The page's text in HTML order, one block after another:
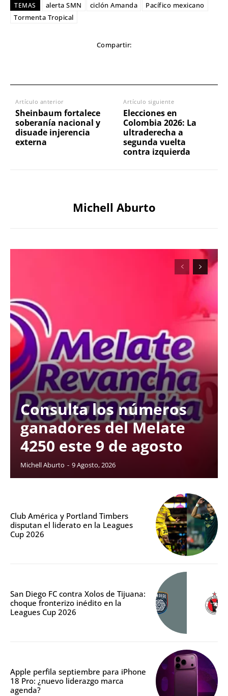
TEMAS alerta SMN ciclón Amanda
Pacífico mexicano
Tormenta Tropical
Compartir:
Artículo anterior
Sheinbaum fortalece
soberanía nacional y
disuade injerencia
externa
Artículo siguiente
Elecciones en
Colombia 2026: La
ultraderecha a
segunda vuelta
contra izquierda
Michell Aburto
Consulta los números
ganadores del Melate
4250 este 9 de agosto
Michell Aburto - 9 Agosto, 2026
Club América y Portland Timbers
disputan el liderato en la Leagues
Cup 2026
San Diego FC contra Xolos de Tijuana:
choque fronterizo inédito en la
Leagues Cup 2026
Apple perfila septiembre para iPhone
18 Pro: ¿nuevo liderazgo marca
agenda?